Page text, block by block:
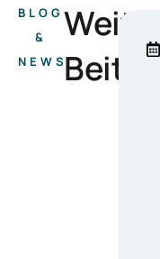
BLOG
&
NEWS
Weitere